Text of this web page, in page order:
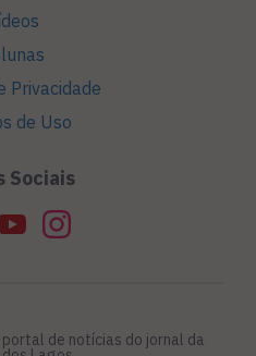
Privacidade
de Uso
Sociais
de notícias do jornal da